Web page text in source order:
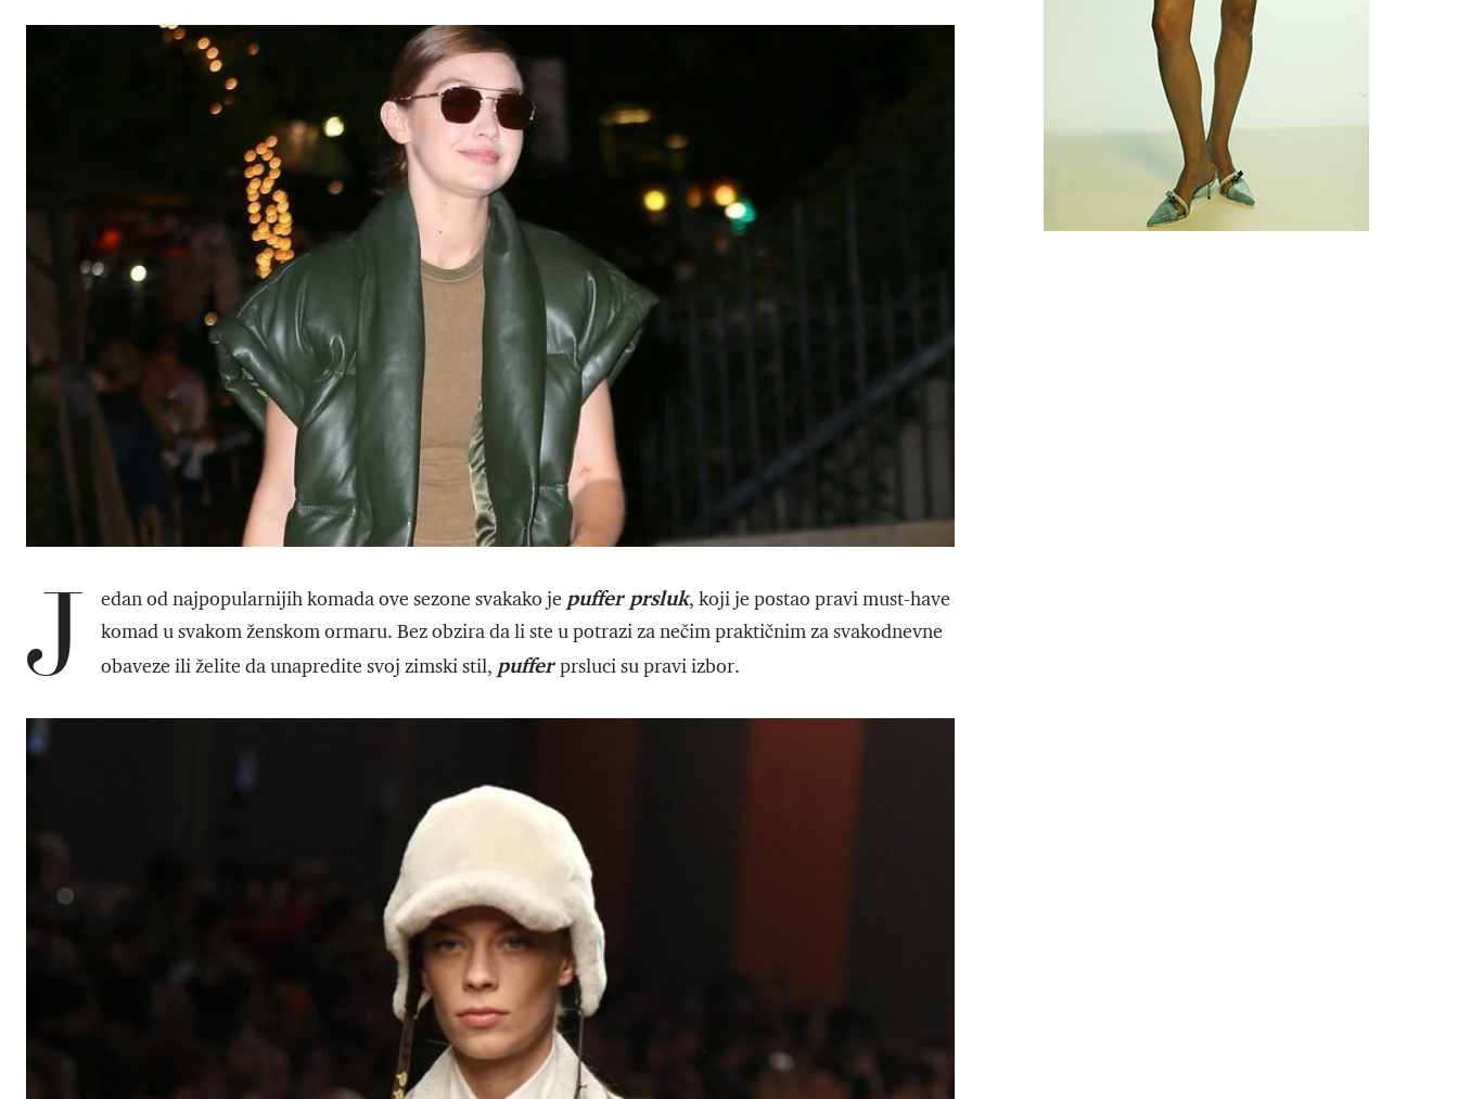
J edan od najpopularnijih komada ove sezone svakako je puffer prsluk, koji je postao pravi must-have
komad u svakom ženskom ormaru. Bez obzira da li ste u potrazi za nečim praktičnim za svakodnevne
obaveze ili želite da unapredite svoj zimski stil, pufferprsluci su pravi izbor.